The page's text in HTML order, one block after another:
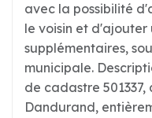
avec la possibilité
le voisin et d'ajouter
supplémentaires,
municipale.
de cadastre
Dandurand,